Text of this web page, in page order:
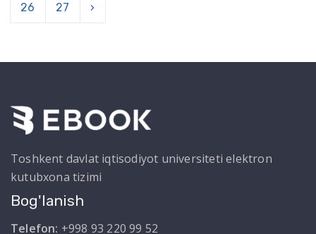
26 27 ›
Toshkent davlat iqtisodiyot universiteti elektron
kutubxona tizimi
Bog'lanish
Telefon: +998 93 220 99 52